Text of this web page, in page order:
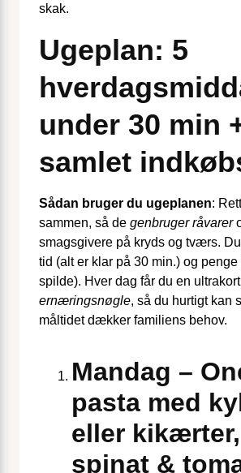
skak.
Ugeplan: 5
under 30 min
samlet
Sådan bruger du ugeplanen:
sammen, så de genbruger råvarer
smagsgivere på kryds og tværs.
tid (alt er klar på 30 min.) og penge
spilde). Hver dag får du en
ernæringsnøgle, så du hurtigt kan
måltidet dækker familiens behov.
Mandag –
pasta med
eller kikærter,
spinat &